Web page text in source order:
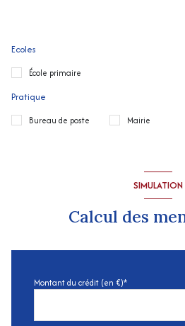
Ecoles
École primaire
Pratique
Bureau de poste Mairie
SIMULATION
Calcul des
Montant du crédit (en €)*